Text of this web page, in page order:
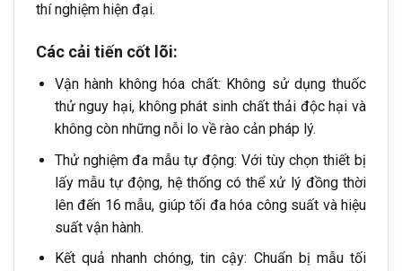
thí nghiệm hiện đại.
Các cải tiến cốt lõi:
Vận hành không hóa chất: Không sử dụng thuốc
thử nguy hại, không phát sinh chất thải độc hại và
không còn những nỗi lo về rào cản pháp lý.
Thử nghiệm đa mẫu tự động: Với tùy chọn thiết bị
lấy mẫu tự động, hệ thống có thể xử lý đồng thời
lên đến 16 mẫu, giúp tối đa hóa công suất và hiệu
suất vận hành.
Kết quả nhanh chóng, tin cậy: Chuẩn bị mẫu tối